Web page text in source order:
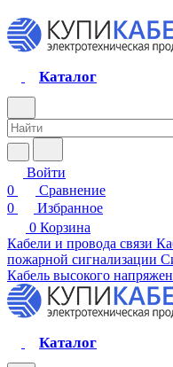
Каталог
Войти
0
Сравнение
0
Избранное
0 Корзина
Кабели и провода связи
пожарной сигнализации
Кабель высокого
Каталог